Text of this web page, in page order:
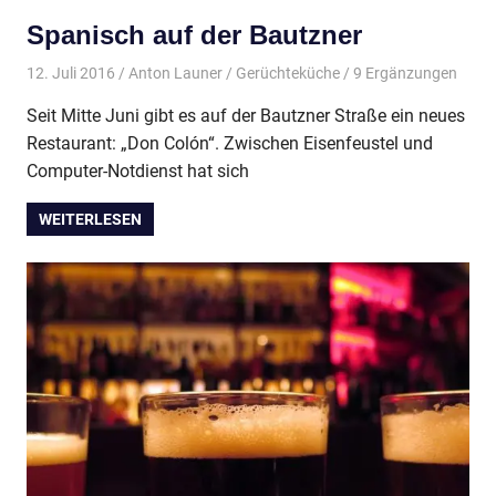
Spanisch auf der Bautzner
12. Juli 2016 Anton Launer Gerüchteküche/ 9 Ergänzungen
Seit Mitte Juni gibt es auf der Bautzner Straße ein neues
Restaurant: „Don Colón“. Zwischen Eisenfeustel und
Computer-Notdienst hat sich
WEITERLESEN